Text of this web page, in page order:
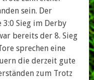
sein. Der
Sieg im Derby
bereits der 8. Sieg
sprechen eine
die derzeit gute
zum Trotz